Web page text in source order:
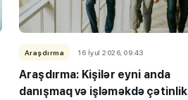
Araşdırma 16 İyul 2026, 09:43
Araşdırma: Kişilər eyni anda
danışmaq və işləməkdə çətinlik